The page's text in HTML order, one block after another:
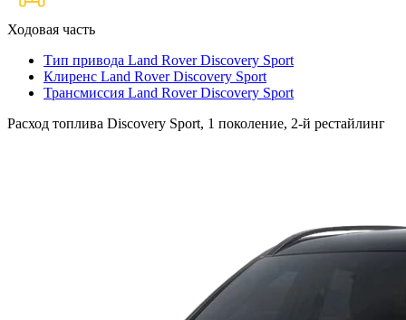
Ходовая часть
Тип привода Land Rover Discovery Sport
Клиренс Land Rover Discovery Sport
Трансмиссия Land Rover Discovery Sport
Расход топлива Discovery Sport, 1 поколение, 2-й рестайлинг